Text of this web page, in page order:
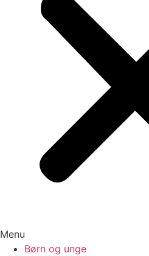
Menu
Børn og unge